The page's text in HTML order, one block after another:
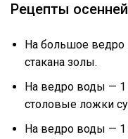
Рецепты
На большое ведро
стакана золы.
На ведро воды — 1
столовые ложки
На ведро воды — 1